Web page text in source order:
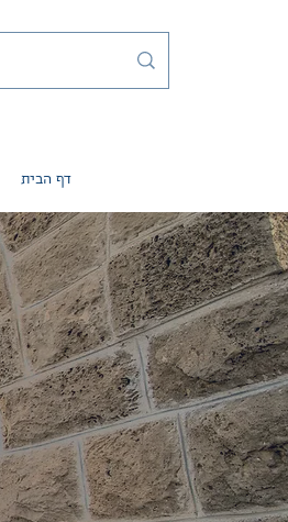
דף הבית